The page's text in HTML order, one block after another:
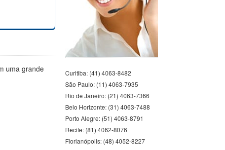
Curitiba: (41) 4063-8482
São Paulo: (11) 4063-7935
Rio de Janeiro: (21) 4063-7366
Belo Horizonte: (31) 4063-7488
Porto Alegre: (51) 4063-8791
Recife: (81) 4062-8076
Florianópolis: (48) 4052-8227
uma grande